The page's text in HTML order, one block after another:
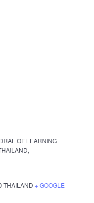
OF LEARNING
THAILAND + GOOGLE